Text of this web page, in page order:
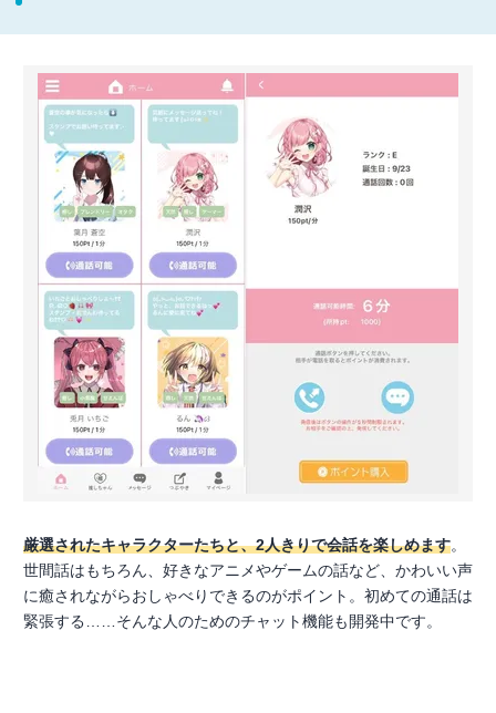
厳選されたキャラクターたちと、2人きりで会話を楽しめます。
世間話はもちろん、好きなアニメやゲームの話など、かわいい声
に癒されながらおしゃべりできるのがポイント。初めての通話は
緊張する……そんな人のためのチャット機能も開発中です。